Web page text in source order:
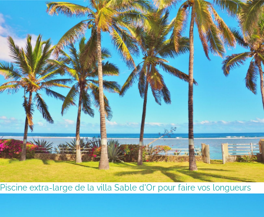
Piscine extra-large de la villa Sable d'Or pour faire vos longueurs